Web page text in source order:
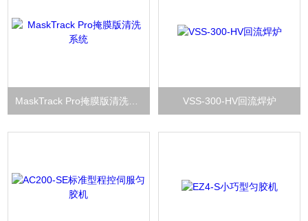
MaskTrack Pro掩膜版清洗系统 VSS-300-HV回流焊炉